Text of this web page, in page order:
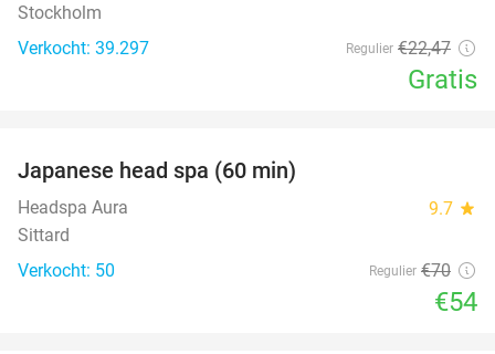
Stockholm
Verkocht: 39.297
Regulier €22,47
Gratis
Japanese head spa (60 min)
Headspa Aura 9.7 star
Sittard
Verkocht: 50
Regulier €70
€54